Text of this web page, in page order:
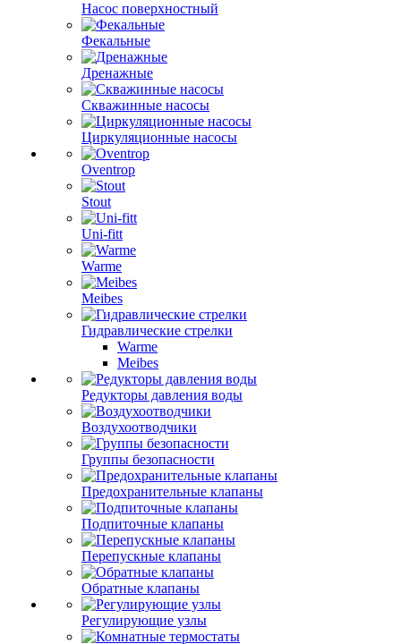
Насос поверхностный
Фекальные
Дренажные
Скважинные насосы
Циркуляционные насосы
Oventrop
Stout
Uni-fitt
Warme
Meibes
Гидравлические стрелки
Warme
Meibes
Редукторы давления воды
Воздухоотводчики
Группы безопасности
Предохранительные клапаны
Подпиточные клапаны
Перепускные клапаны
Обратные клапаны
Регулирующие узлы